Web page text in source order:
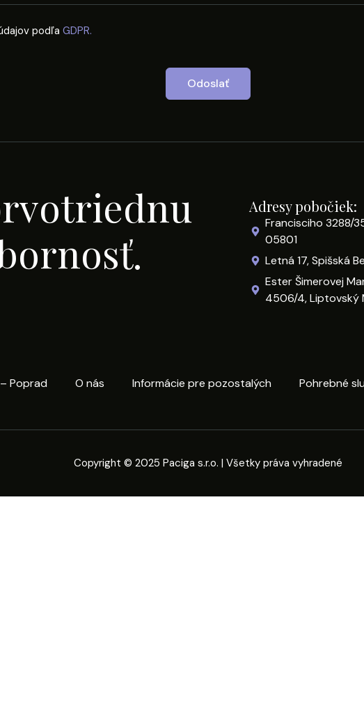
podľa GDPR.
Odoslať
Adresy pobočiek:
Francisciho 3288/
05801
Letná 17, Spišská
Ester Šimerovej
4506/4, Liptovský
Poprad O nás Informácie pre pozostalých Pohrebné
Copyright © 2025 Paciga s.r.o. | Všetky práva vyhradené